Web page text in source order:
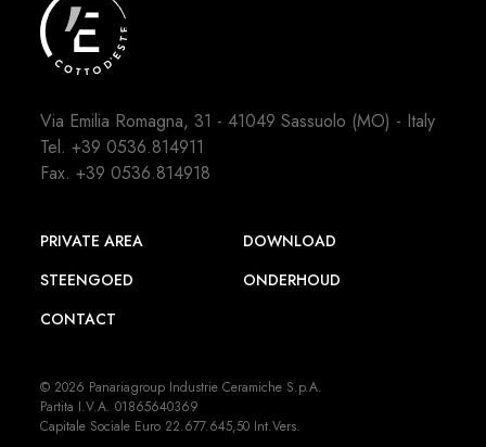
Via Emilia Romagna, 31 - 41049 Sassuolo (MO) - Italy
Tel.+39 0536.814911
Fax. +39 0536.814918
PRIVATE AREA
DOWNLOAD
STEENGOED
ONDERHOUD
CONTACT
© 2026 Panariagroup Industrie Ceramiche S.p.A.
Partita I.V.A. 01865640369
Capitale Sociale Euro 22.677.645,50 Int.Vers.